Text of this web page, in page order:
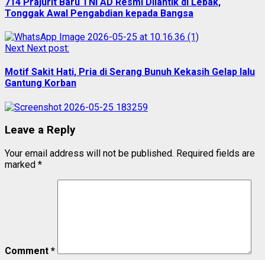
Tonggak Awal Pengabdian kepada Bangsa
Next Next post:
Motif Sakit Hati, Pria di Serang Bunuh Kekasih Gelap lalu
Gantung Korban
Leave a Reply
Your email address will not be published. Required fields are
marked *
Comment *